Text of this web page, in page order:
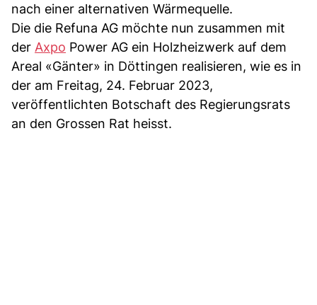
nach einer alternativen Wärmequelle.
Die die Refuna AG möchte nun zusammen mit
der Axpo Power AG ein Holzheizwerk auf dem
Areal «Gänter» in Döttingen realisieren, wie es in
der am Freitag, 24. Februar 2023,
veröffentlichten Botschaft des Regierungsrats
an den Grossen Rat heisst.